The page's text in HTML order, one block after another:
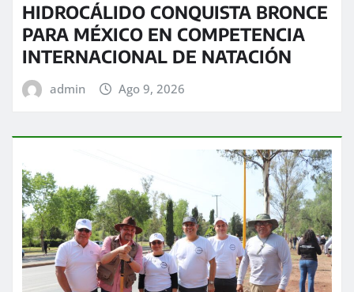
HIDROCÁLIDO CONQUISTA BRONCE
PARA MÉXICO EN COMPETENCIA
INTERNACIONAL DE NATACIÓN
admin Ago 9, 2026